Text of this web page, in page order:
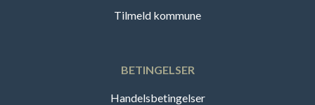
Tilmeld kommune
BETINGELSER
Handelsbetingelser